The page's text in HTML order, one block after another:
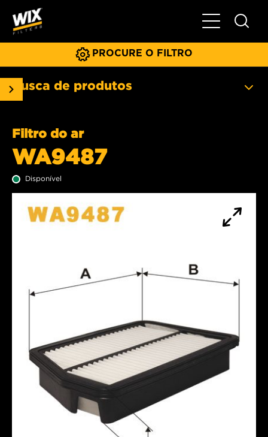
Menu
PROCURE O FILTRO
Busca de produtos
Filtro do ar
WA9487
Disponível